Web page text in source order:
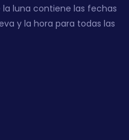
luna contiene las fechas
y la hora para todas las